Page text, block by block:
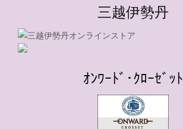
三越伊勢丹
ｵﾝﾜｰﾄﾞ･ｸﾛｰｾﾞｯﾄ